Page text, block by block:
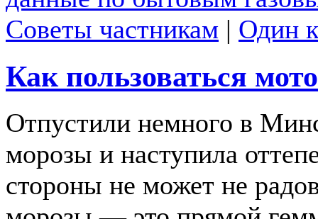
Советы частникам | Один
Как пользоваться
Отпустили немного в
морозы и наступила
стороны не может не